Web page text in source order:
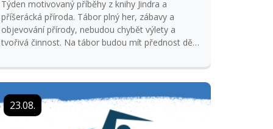
Týden motivovaný příběhy z knihy Jindra a
příšerácká příroda. Tábor plný her, zábavy a
objevování přírody, nebudou chybět výlety a
tvořivá činnost. Na tábor budou mít přednost děti
23.08.